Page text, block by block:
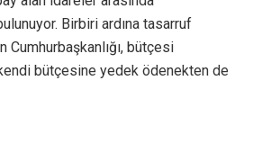
Birbiri ardına tasarruf
Cumhurbaşkanlığı, bütçesi
bütçesine yedek ödenekten de